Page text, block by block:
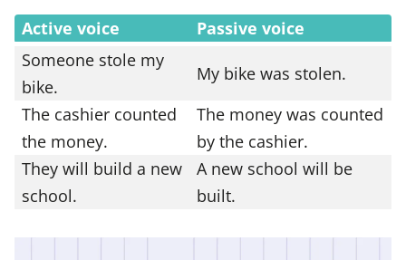
Active voice
Passive voice
Someone stole my
bike.
My bike was stolen.
The cashier counted
the money.
The money was counted
by the cashier.
They will build a new
school.
A new school will be
built.